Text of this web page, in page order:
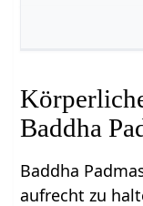
Baddha
Baddha
aufrecht zu